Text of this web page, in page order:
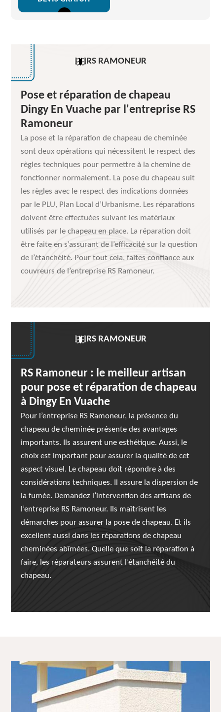
RS RAMONEUR
Pose et réparation de chapeau
Dingy En Vuache par l'entreprise RS
Ramoneur
La pose et la réparation de chapeau de cheminée
sont deux opérations qui nécessitent le respect des
règles techniques pour permettre à la chemine de
fonctionner normalement. La pose du chapeau suit
les règles avec le respect des indications données
par le PLU, Plan Local d’Urbanisme. Les réparations
doivent être effectuées suivant les matériaux
utilisés par le chapeau en place. La réparation doit
être faite en s’assurant de l’efficacité sur la question
de l’étanchéité. Pour tout cela, faites confiance aux
couvreurs de l’entreprise RS Ramoneur.
RS RAMONEUR
RS Ramoneur : le meilleur artisan
pour pose et réparation de chapeau
à Dingy En Vuache
Pour l’entreprise RS Ramoneur, la présence du
chapeau de cheminée présente des avantages
importants. Ils assurent une esthétique. Aussi, le
choix est important pour assurer la qualité de cet
aspect visuel. Le chapeau doit répondre à des
considérations techniques. Il assure la dispersion de
la fumée. Demandez l’intervention des artisans de
l’entreprise RS Ramoneur. Ils maîtrisent les
démarches pour assurer la pose de chapeau. Et ils
excellent aussi dans les réparations de chapeau
cheminées abîmées. Quelle que soit la réparation à
faire, les réparateurs assurent l’étanchéité du
chapeau.